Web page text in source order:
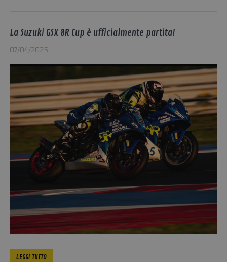
La Suzuki GSX 8R Cup è ufficialmente partita!
07/04/2025
LEGGI TUTTO